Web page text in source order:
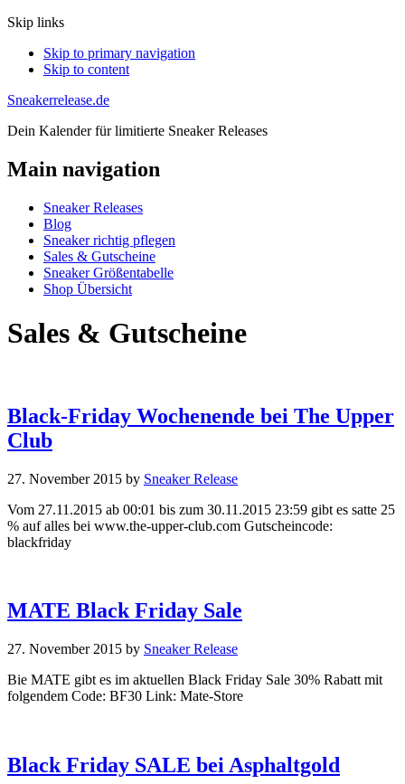
Skip links
Skip to primary navigation
Skip to content
Sneakerrelease.de
Dein Kalender für limitierte Sneaker Releases
Main navigation
Sneaker Releases
Blog
Sneaker richtig pflegen
Sales & Gutscheine
Sneaker Größentabelle
Shop Übersicht
Sales & Gutscheine
Black-Friday Wochenende bei The Upper
Club
27. November 2015 by Sneaker Release
Vom 27.11.2015 ab 00:01 bis zum 30.11.2015 23:59 gibt es satte 25
% auf alles bei www.the-upper-club.com Gutscheincode:
blackfriday
MATE Black Friday Sale
27. November 2015 by Sneaker Release
Bie MATE gibt es im aktuellen Black Friday Sale 30% Rabatt mit
folgendem Code: BF30 Link: Mate-Store
Black Friday SALE bei Asphaltgold